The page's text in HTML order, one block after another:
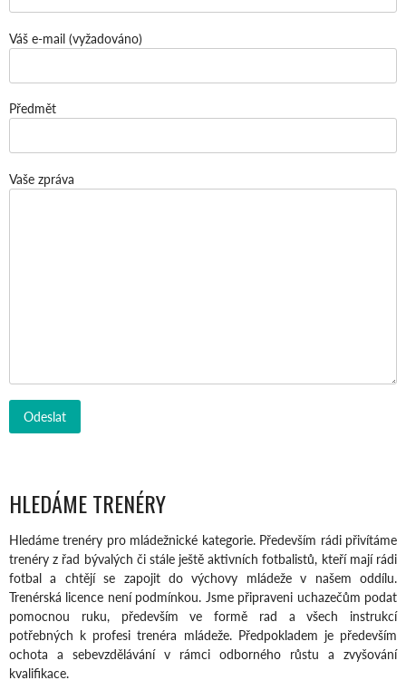
Váš e-mail (vyžadováno)
Předmět
Vaše zpráva
HLEDÁME TRENÉRY
Hledáme trenéry pro mládežnické kategorie. Především rádi přivítáme
trenéry z řad bývalých či stále ještě aktivních fotbalistů, kteří mají rádi
fotbal a chtějí se zapojit do výchovy mládeže v našem oddílu.
Trenérská licence není podmínkou. Jsme připraveni uchazečům podat
pomocnou ruku, především ve formě rad a všech instrukcí
potřebných k profesi trenéra mládeže. Předpokladem je především
ochota a sebevzdělávání v rámci odborného růstu a zvyšování
kvalifikace.